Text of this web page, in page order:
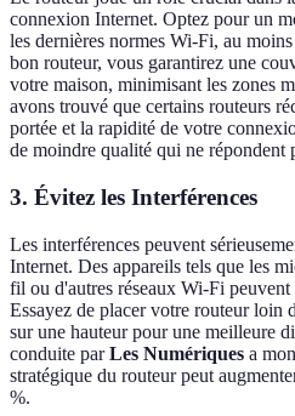
connexion Internet. Optez pour un
les dernières normes Wi-Fi, au
bon routeur, vous garantirez une
votre maison, minimisant les zones
avons trouvé que certains routeurs
portée et la rapidité de votre
de moindre qualité qui ne répondent
3. Évitez les Interférences
Les interférences peuvent
Internet. Des appareils tels que les
fil ou d'autres réseaux Wi-Fi peuvent
Essayez de placer votre routeur loin
sur une hauteur pour une meilleure
conduite parLes Numériques a
stratégique du routeur peut
%.